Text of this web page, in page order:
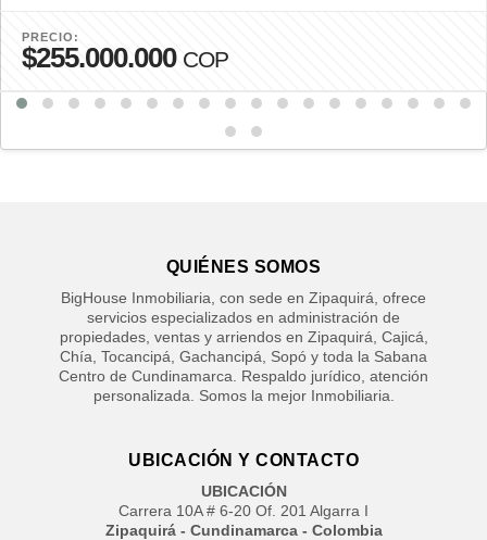
PRECIO:
$255.000.000 COP
QUIÉNES SOMOS
BigHouse Inmobiliaria, con sede en Zipaquirá, ofrece
servicios especializados en administración de
propiedades, ventas y arriendos en Zipaquirá, Cajicá,
Chía, Tocancipá, Gachancipá, Sopó y toda la Sabana
Centro de Cundinamarca. Respaldo jurídico, atención
personalizada. Somos la mejor Inmobiliaria.
UBICACIÓN Y CONTACTO
UBICACIÓN
Carrera 10A # 6-20 Of. 201 Algarra I
Zipaquirá - Cundinamarca - Colombia